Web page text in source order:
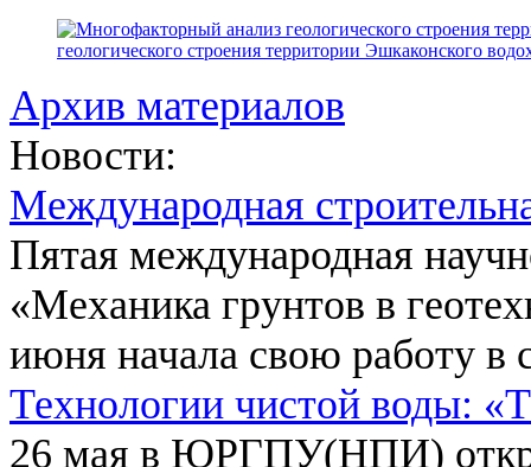
геологического строения территории Эшкаконского
Архив материалов
Новости:
Международная
Пятая международная
«Механика грунтов в
июня начала свою работу в
Технологии чистой воды:
26 мая в ЮРГПУ(НПИ)